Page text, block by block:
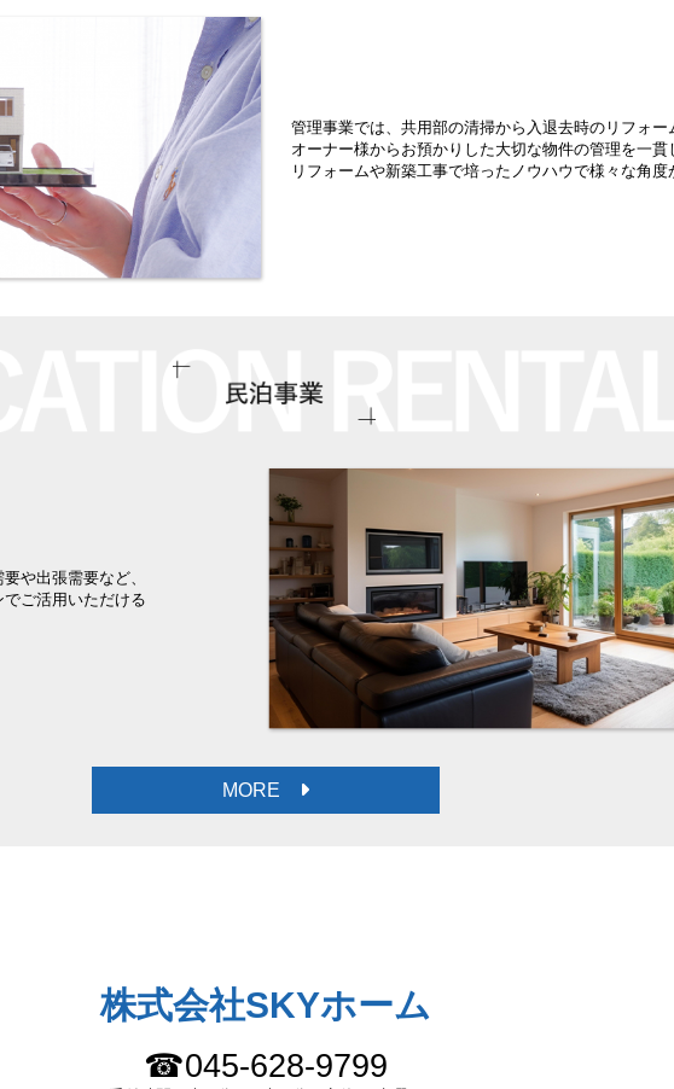
管理事業では、共用部の清掃から入退去時の リフォー
オーナー様からお預かりした大切な物件の管理を一貫
リフォームや新築工事で培ったノウハウで様々な角度
や出張需要など、
ご活用いただける
MORE
株式会社SKYホーム
☎045-628-9799